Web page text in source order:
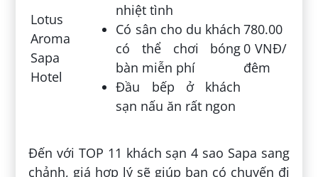
Lotus
Aroma
Sapa
Hotel
nhiệt tình
Có sân cho du khách
có thể chơi bóng
bàn miễn phí
Đầu bếp ở khách
sạn nấu ăn rất ngon
780.00
0 VNĐ/
đêm
Đến với TOP 11 khách sạn 4 sao Sapa sang
chảnh, giá hợp lý sẽ giúp bạn có chuyến đi